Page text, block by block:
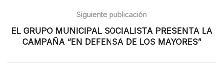
Siguiente publicación
EL GRUPO MUNICIPAL SOCIALISTA PRESENTA LA
CAMPAÑA “EN DEFENSA DE LOS MAYORES”